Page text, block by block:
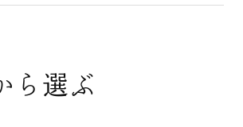
ら選ぶ